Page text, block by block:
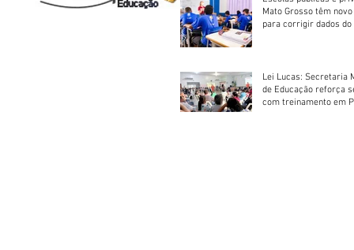
Mato Grosso têm
para corrigir dados do
Lei Lucas: Secretaria
de Educação reforça
com treinamento em